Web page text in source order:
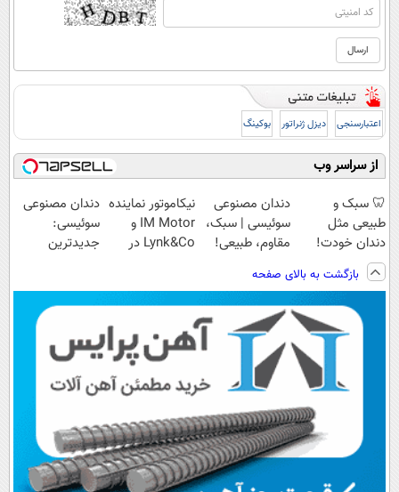
اعتبارسنجی دیزل ژنراتور بوکینگ
از سراسر وب
🦷 سبک و
طبیعی مثل
دندان خودت!
نصب آسان و
پرداخت اقساطی
💳 📍 تهران
دندان مصنوعی
سوئیسی | سبک،
مقاوم، طبیعی!
رایگان+پرداخت
اقساطی😍
نیکاموتور نماینده
IM Motor و
Lynk&Co در
دندان مصنوعی
سوئیسی:
جدیدترین
پرداخت قسطی
بازگشت به بالای صفحه